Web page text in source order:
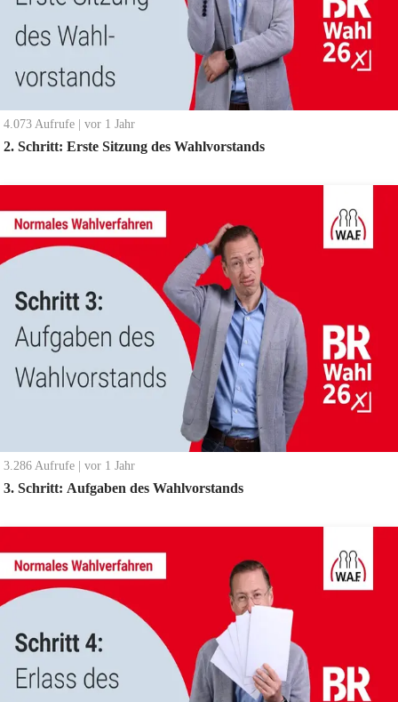
4.073 Aufrufe vor 1 Jahr
2. Schritt: Erste Sitzung des Wahlvorstands
3.286 Aufrufe vor 1 Jahr
3. Schritt: Aufgaben des Wahlvorstands